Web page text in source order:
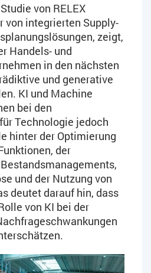
von RELEX
von integrierten Supply-
zeigt,
Handels- und
in den nächsten
und generative
KI und Machine
bei den
Technologie jedoch
hinter der Optimierung
der
und der Nutzung von
deutet darauf hin, dass
von KI bei der